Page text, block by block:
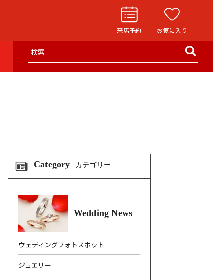
来店予約 お気に入り
お役立ち記事
フェア・ニュース
ブログ・お客様の声
カタログ請求
検索
Category カテゴリー
Wedding News
ウェディングフォトスポット
ジュエリー